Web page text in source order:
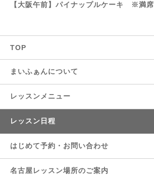
【大阪午前】パイナップルケーキ ※満席
TOP
まいふぁんについて
レッスンメニュー
レッスン日程
はじめて予約・お問い合わせ
名古屋レッスン場所のご案内